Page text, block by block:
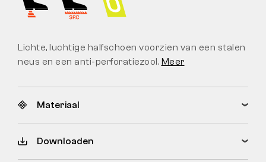
Lichte, luchtige halfschoen voorzien van een stalen
neus en een anti-perforatiezool. Meer
Materiaal
Downloaden